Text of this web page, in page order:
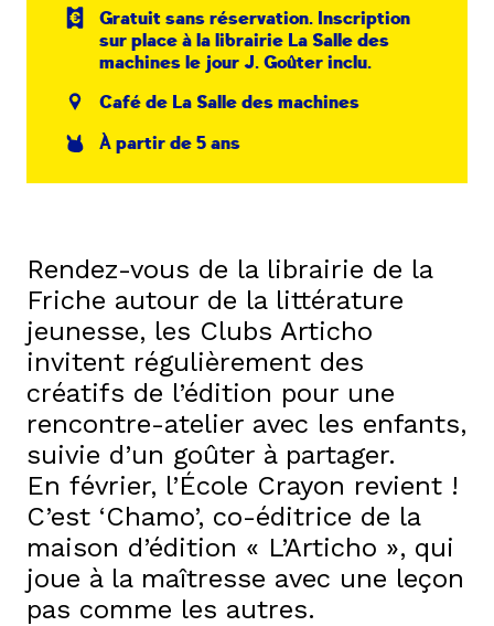
Gratuit sans réservation. Inscription
sur place à la librairie La Salle des
machines le jour J. Goûter inclu.
Café de La Salle des machines
À partir de 5 ans
Rendez-vous de la librairie de la
Friche autour de la littérature
jeunesse, les Clubs Articho
invitent régulièrement des
créatifs de l’édition pour une
rencontre-atelier avec les enfants,
suivie d’un goûter à partager.
En février, l’École Crayon revient !
C’est ‘Chamo’, co-éditrice de la
maison d’édition « L’Articho », qui
joue à la maîtresse avec une leçon
pas comme les autres.